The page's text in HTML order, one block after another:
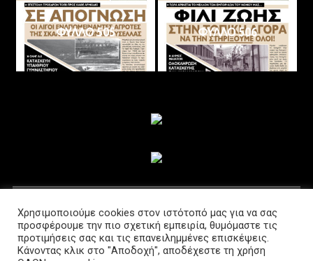
ΦΥΛΛΟ 505 ΦΥΛΛΟ 506
Χρησιμοποιούμε cookies στον ιστότοπό μας για να σας
προσφέρουμε την πιο σχετική εμπειρία, θυμόμαστε τις
προτιμήσεις σας και τις επανειλημμένες επισκέψεις.
Κάνοντας κλικ στο "Αποδοχή", αποδέχεστε τη χρήση